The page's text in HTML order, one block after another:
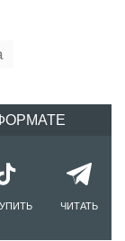
ЧИТАТЬ